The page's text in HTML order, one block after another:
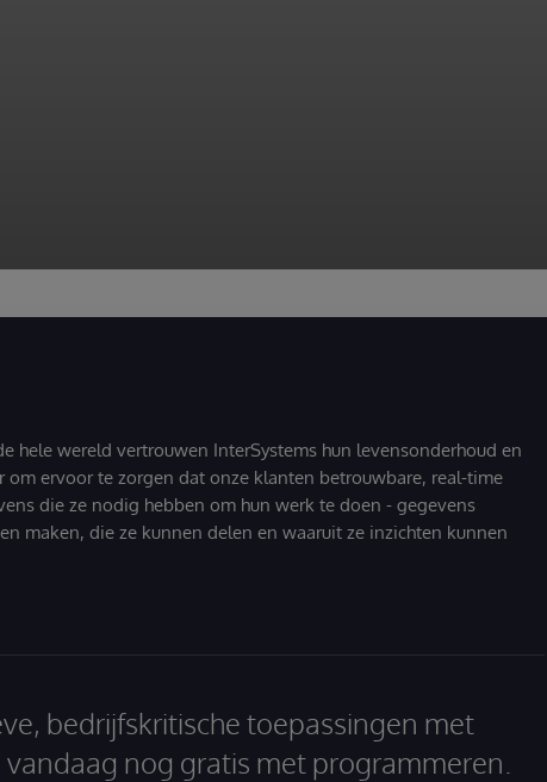
hele wereld vertrouwen InterSystems hun levensonderhoud en
om ervoor te zorgen dat onze klanten betrouwbare, real-time
die ze nodig hebben om hun werk te doen - gegevens
maken, die ze kunnen delen en waaruit ze inzichten kunnen
bedrijfskritische toepassingen met
nog gratis met programmeren.